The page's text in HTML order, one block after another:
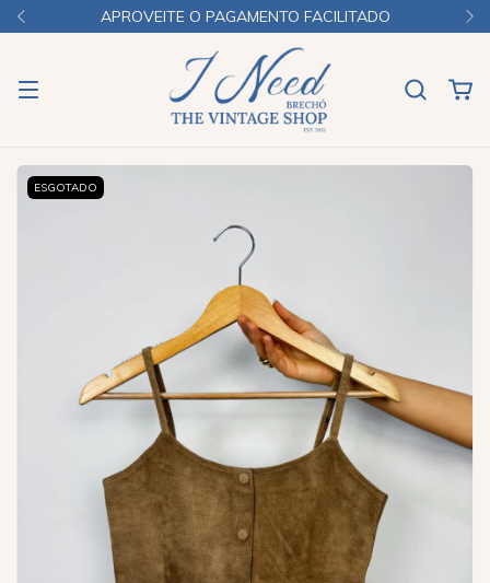
APROVEITE O PAGAMENTO FACILITADO
ESGOTADO